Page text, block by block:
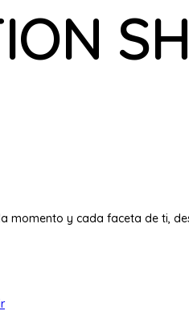
momento y cada faceta de ti,